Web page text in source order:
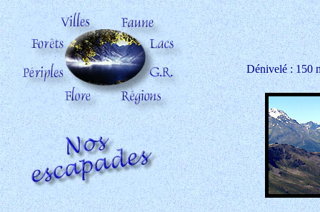
Dénivelé : 150